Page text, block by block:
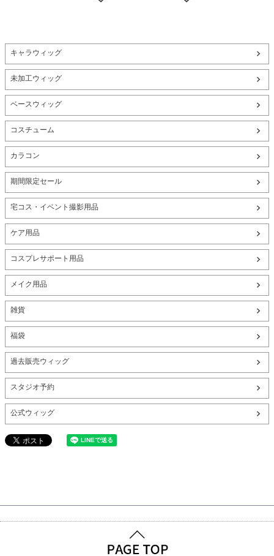
キャラウィッグ
未加工ウィッグ
ベースウィッグ
コスチューム
カラコン
期間限定セール
宅コス・イベント撮影用品
ケア用品
コスプレサポート用品
メイク用品
雑貨
福袋
過去販売ウィッグ
スタジオ予約
公式ウィッグ